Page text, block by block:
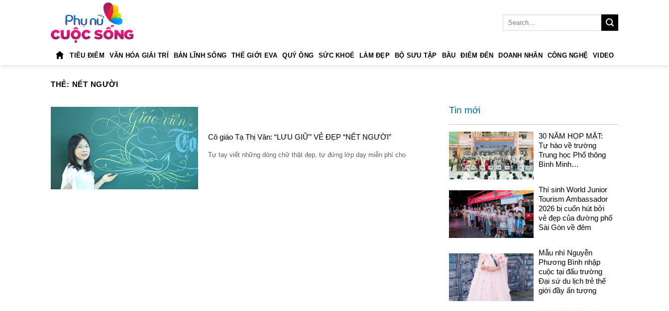
TIÊU ĐIỂM VĂN HÓA GIẢI TRÍ BẢN LĨNH SỐNG THẾ GIỚI EVA QUÝ ÔNG SỨC KHOẺ LÀM ĐẸP BỘ SƯU TẬP BẦU ĐIỂM ĐẾN DOANH NHÂN CÔNG NGHỆ VIDEO
THẺ: NẾT NGƯỜI
Cô giáo Tạ Thị Vân: “LƯU GIỮ” VẺ ĐẸP “NẾT NGƯỜI”
Tự tay viết những dòng chữ thật đẹp, tự đứng lớp dạy miễn phí cho
Tin mới
30 NĂM HỌP MẶT:
Tự hào về trường
Trung học Phổ thông
Bình Minh…
Thí sinh World Junior
Tourism Ambassador
2026 bị cuốn hút bởi
vẻ đẹp của đường phố
Sài Gòn về đêm
Mẫu nhí Nguyễn
Phương Bình nhập
cuộc tại đấu trường
Đại sứ du lịch trẻ thế
giới đầy ấn tượng